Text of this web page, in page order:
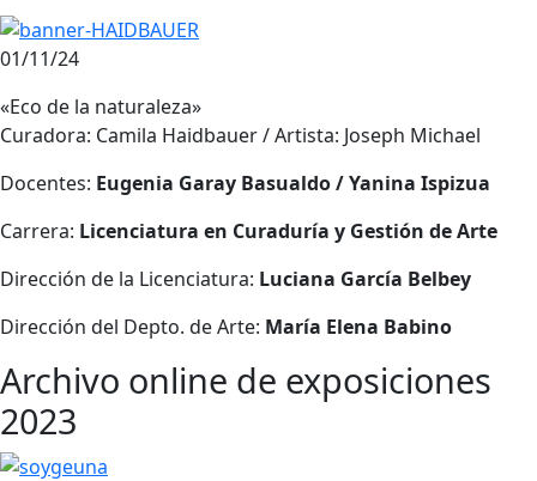
01/11/24
«Eco de la naturaleza»
Curadora: Camila Haidbauer / Artista: Joseph Michael
Docentes: Eugenia Garay Basualdo / Yanina Ispizua
Carrera: Licenciatura en Curaduría y Gestión de Arte
Dirección de la Licenciatura: Luciana García Belbey
Dirección del Depto. de Arte: María Elena Babino
Archivo online de exposiciones
2023